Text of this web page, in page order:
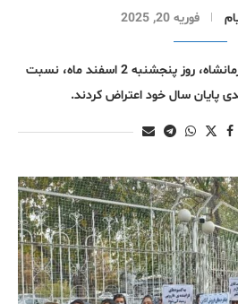
فوریه 20, 2025
کارگران پیمانکاری شهرداری کرمانشاه، روز پنجشنبه 2 اسفند ماه، نسبت
پایان سال خود اعتراض کردند.